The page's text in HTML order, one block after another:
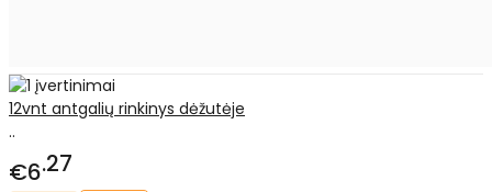
12vnt antgalių rinkinys dėžutėje
..
€6 27